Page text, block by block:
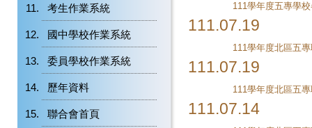
考生作業系統
國中學校作業系統
委員學校作業系統
歷年資料
聯合會首頁
111學年度五專學
111.07.19
111.07.19
111.07.14